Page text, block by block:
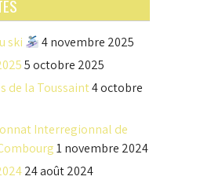
ski
4 novembre 2025
5 octobre 2025
de la Toussaint4 octobre
Interregionnal de
1 novembre 2024
24 août 2024